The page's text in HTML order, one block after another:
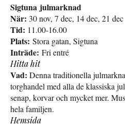
Sigtuna julmarknad
När: 30 nov, 7 dec, 14 dec, 21 dec
Tid: 11.00-16.00
Plats: Stora gatan, Sigtuna
Inträde: Fri entré
Hitta hit
Vad: Denna traditionella
torghandel med alla de klassiska
senap, korvar och mycket mer.
hela familjen.
Hemsida